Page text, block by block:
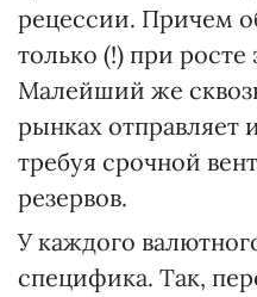
рецессии. Причем
только (!) при
Малейший же
рынках отправляет
требуя срочной
резервов.
У каждого
специфика. Так,